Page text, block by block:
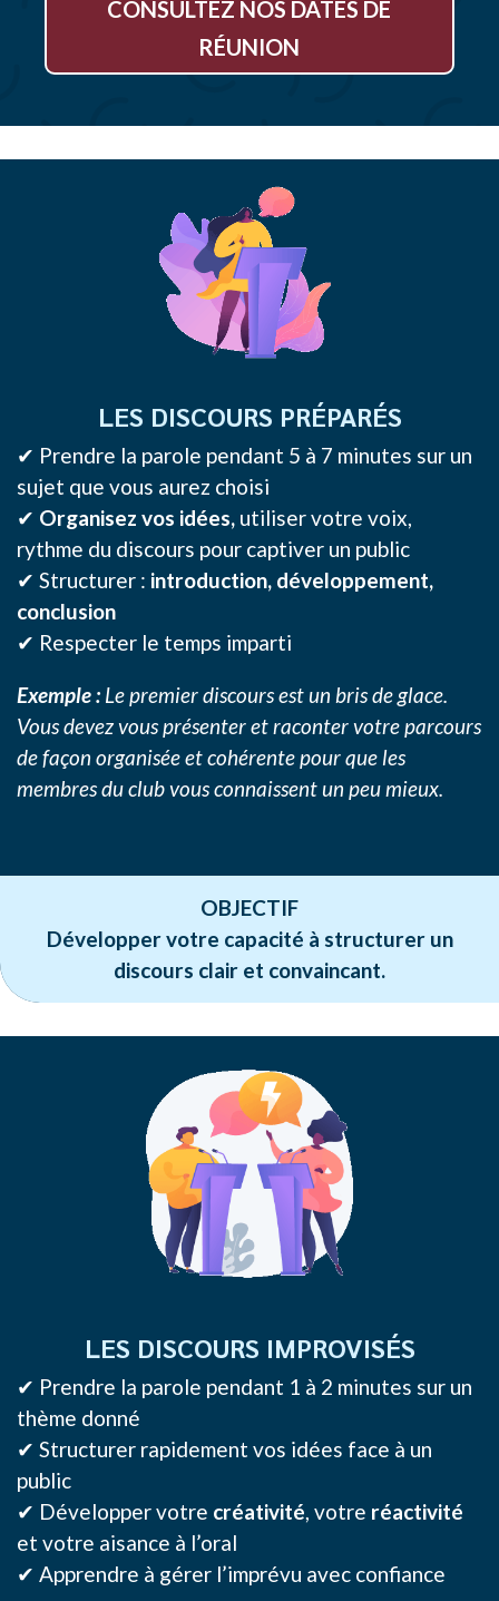
CONSULTEZ NOS DATES DE
RÉUNION
LES DISCOURS PRÉPARÉS
✔ Prendre la parole pendant 5 à 7 minutes sur un
sujet que vous aurez choisi
✔ Organisez vos idées, utiliser votre voix,
rythme du discours pour captiver un public
✔ Structurer : introduction, développement,
conclusion
✔ Respecter le temps imparti
Exemple : Le premier discours est un bris de glace.
Vous devez vous présenter et raconter votre parcours
de façon organisée et cohérente pour que les
membres du club vous connaissent un peu mieux.
OBJECTIF
Développer votre capacité à structurer un
discours clair et convaincant.
LES DISCOURS IMPROVISÉS
✔ Prendre la parole pendant 1 à 2 minutes sur un
thème donné
✔ Structurer rapidement vos idées face à un
public
✔ Développer votre créativité, votre réactivité
et votre aisance à l’oral
✔ Apprendre à gérer l’imprévu avec confiance